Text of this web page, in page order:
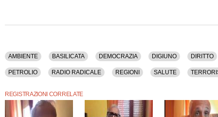
AMBIENTE BASILICATA DEMOCRAZIA DIGIUNO DIRITTO
PETROLIO RADIO RADICALE REGIONI SALUTE
REGISTRAZIONI CORRELATE